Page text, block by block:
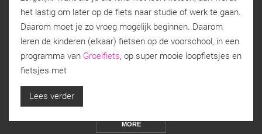
het lastig om later op de fiets naar studie of werk te gaan.
Daarom moet je zo vroeg mogelijk beginnen. Daarom
leren de kinderen (elkaar) fietsen op de voorschool, in een
programma van Groeifiets , op super mooie loopfietsjes en
fietsjes met
Lees verder
MORE